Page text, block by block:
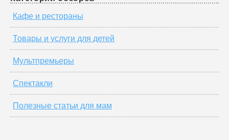
Кафе и рестораны
Товары и услуги для детей
Мультпремьеры
Спектакли
Полезные статьи для мам